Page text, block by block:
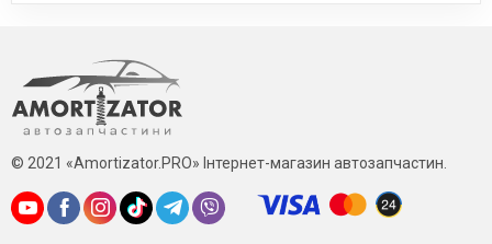
© 2021 «Amortizator.PRO» Інтернет-магазин автозапчастин.